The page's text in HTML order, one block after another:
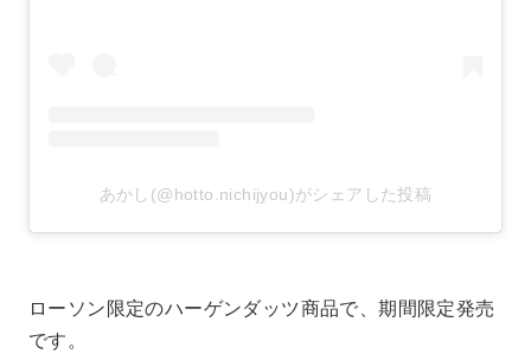
あかし(@hotto.nichijyou)がシェアした投稿
ローソン限定のハーゲンダッツ商品で、期間限定発売
です。